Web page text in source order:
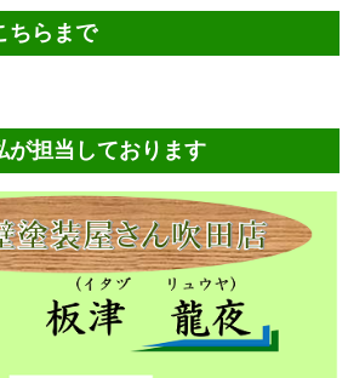
ちらまで
が担当しております